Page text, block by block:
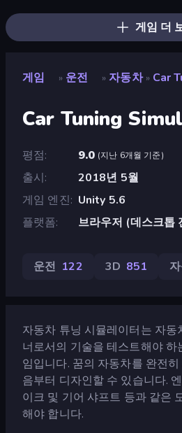
게임 더
게임 » 운전 » 자동차 » Car
Car Tuning
평점 9.0 (지난 6개월 기준)
출시
2018년 5월
게임 엔진
Unity 5.6
플랫폼
브라우저 (데스크톱
운전 122 3D 851
자동차 튜닝 시뮬레이터는 자
너로서의 기술을 테스트해야 하
임입니다. 꿈의 자동차를 완전
음부터 디자인할 수 있습니다.
이크 및 기어 샤프트 등과 같은
해야 합니다.